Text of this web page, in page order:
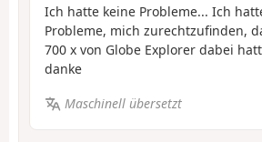
Ich hatte keine Probleme... Ich
Probleme, mich zurechtzufinden,
700 x von Globe Explorer dabei
danke
Maschinell übersetzt